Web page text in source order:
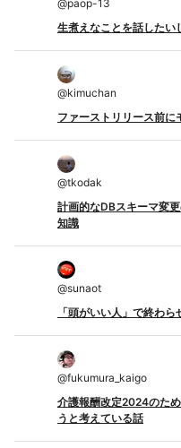
@paop-13
生煮えなことを話したい
@kimuchan
ファーストリリース前に
@tkodak
計画的なDBスキーマ変
知識
@sunaot
「頭がいい人」で終わ
@fukumura_kaigo
介護報酬改定2024のた
うと考えている話